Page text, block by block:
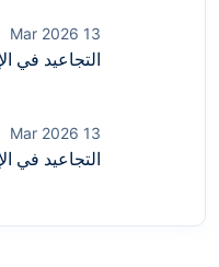
13 Mar 2026
التجاعيد في
13 Mar 2026
التجاعيد في